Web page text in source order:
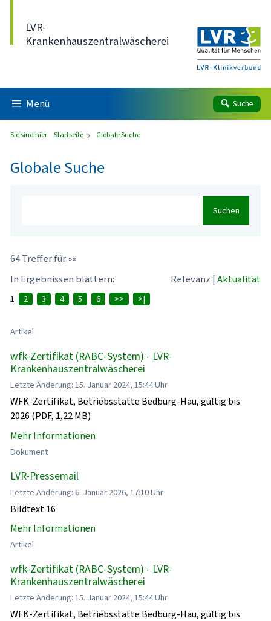
LVR-
Krankenhauszentralwäscherei
Menü Suche
Sie sind hier: Startseite Globale Suche
Globale Suche
Suchen
64 Treffer für »«
In Ergebnissen blättern:
Relevanz | Aktualität
1 2 3 4 5 6 >> >|
Artikel
wfk-Zertifikat (RABC-System) - LVR-
Krankenhauszentralwäscherei
Letzte Änderung: 15. Januar 2024, 15:44 Uhr
WFK-Zertifikat, Betriebsstätte Bedburg-Hau, gültig bis
2026 (PDF, 1,22 MB)
Mehr Informationen
Dokument
LVR-Pressemail
Letzte Änderung: 6. Januar 2026, 17:10 Uhr
Bildtext 16
Mehr Informationen
Artikel
wfk-Zertifikat (RABC-System) - LVR-
Krankenhauszentralwäscherei
Letzte Änderung: 15. Januar 2024, 15:44 Uhr
WFK-Zertifikat, Betriebsstätte Bedburg-Hau, gültig bis